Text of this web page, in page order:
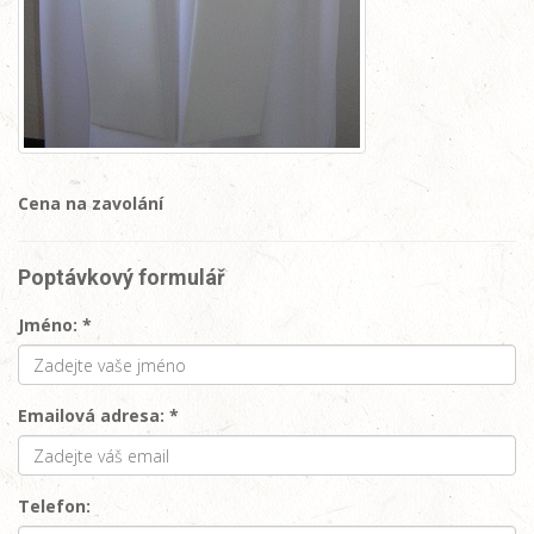
Cena na zavolání
Poptávkový formulář
Jméno: *
Emailová adresa: *
Telefon: